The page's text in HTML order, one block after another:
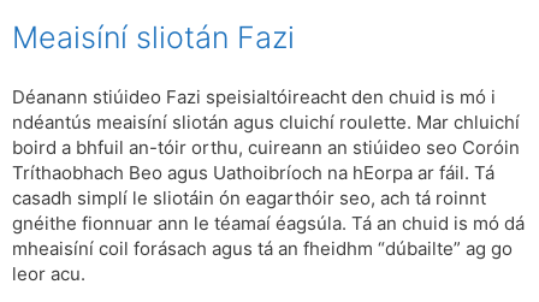
Meaisíní sliotán Fazi
Déanann stiúideo Fazi speisialtóireacht den chuid is mó i
ndéantús meaisíní sliotán agus cluichí roulette. Mar chluichí
boird a bhfuil an-tóir orthu, cuireann an stiúideo seo Coróin
Tríthaobhach Beo agus Uathoibríoch na hEorpa ar fáil. Tá
casadh simplí le sliotáin ón eagarthóir seo, ach tá roinnt
gnéithe fionnuar ann le téamaí éagsúla. Tá an chuid is mó dá
mheaisíní coil forásach agus tá an fheidhm “dúbailte” ag go
leor acu.